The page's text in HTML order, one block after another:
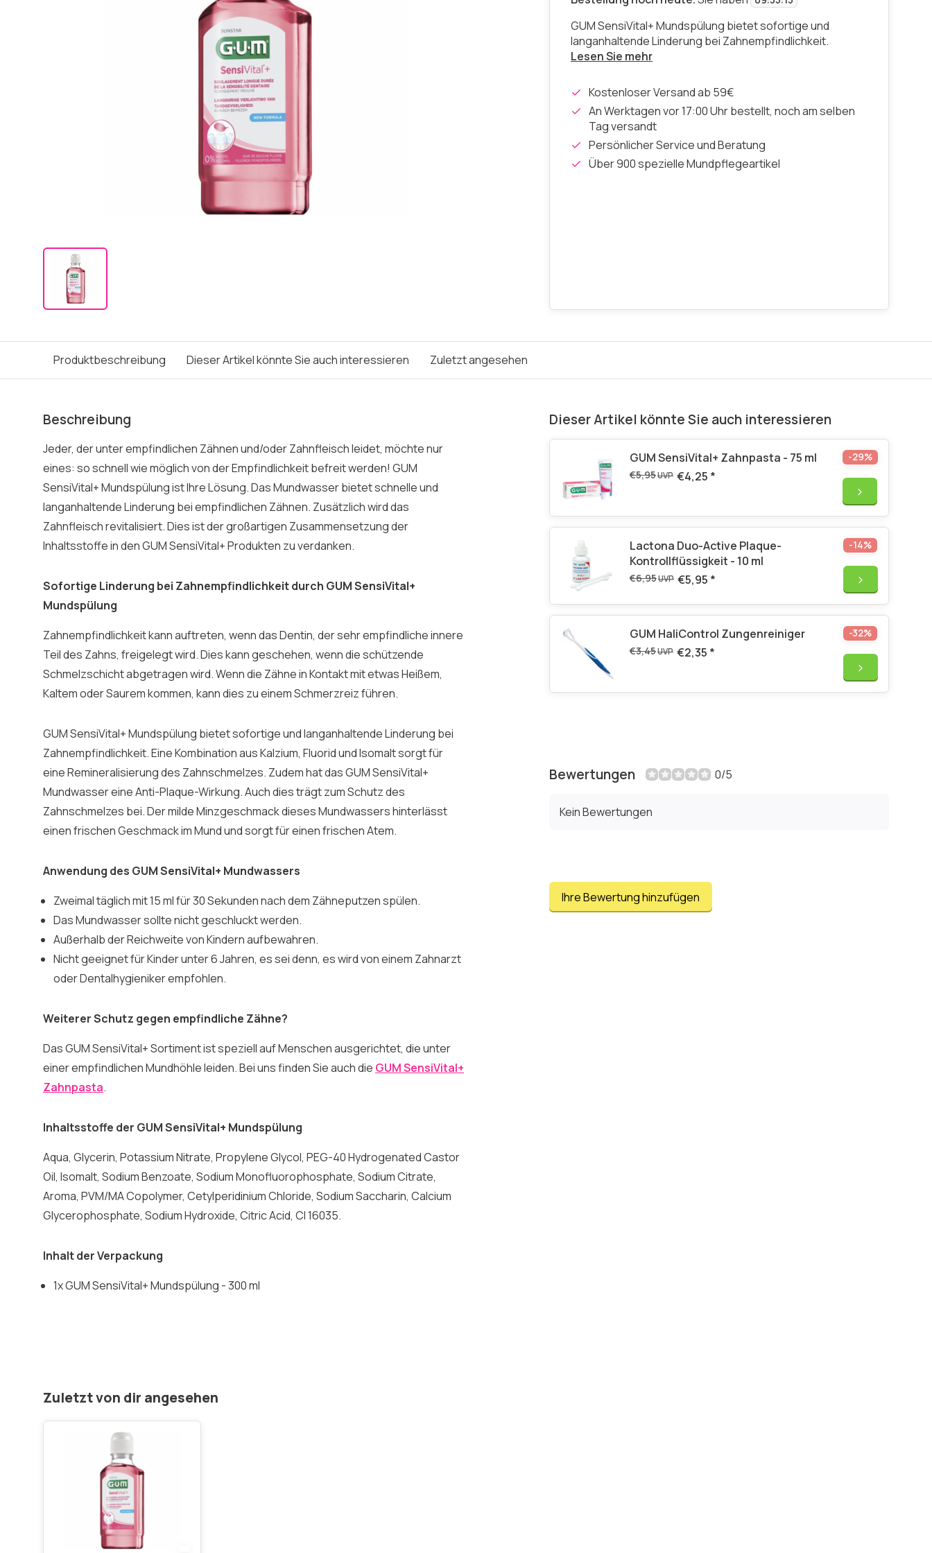
GUM SensiVital+ Mundspülung bietet sofortige und
langanhaltende Linderung bei Zahnempfindlichkeit.
Lesen Sie mehr
Kostenloser Versand ab 59€
An Werktagen vor 17:00 Uhr bestellt, noch am selben
Tag versandt
Persönlicher Service und Beratung
Über 900 spezielle Mundpflegeartikel
Produktbeschreibung Dieser Artikel könnte Sie auch interessieren Zuletzt angesehen
Beschreibung
Jeder, der unter empfindlichen Zähnen und/oder Zahnfleisch leidet, möchte nur
eines: so schnell wie möglich von der Empfindlichkeit befreit werden! GUM
SensiVital+ Mundspülung ist Ihre Lösung. Das Mundwasser bietet schnelle und
langanhaltende Linderung bei empfindlichen Zähnen. Zusätzlich wird das
Zahnfleisch revitalisiert. Dies ist der großartigen Zusammensetzung der
Inhaltsstoffe in den GUM SensiVital+ Produkten zu verdanken.
Sofortige Linderung bei Zahnempfindlichkeit durch GUM SensiVital+
Mundspülung
Zahnempfindlichkeit kann auftreten, wenn das Dentin, der sehr empfindliche innere
Teil des Zahns, freigelegt wird. Dies kann geschehen, wenn die schützende
Schmelzschicht abgetragen wird. Wenn die Zähne in Kontakt mit etwas Heißem,
Kaltem oder Saurem kommen, kann dies zu einem Schmerzreiz führen.
GUM SensiVital+ Mundspülung bietet sofortige und langanhaltende Linderung bei
Zahnempfindlichkeit. Eine Kombination aus Kalzium, Fluorid und Isomalt sorgt für
eine Remineralisierung des Zahnschmelzes. Zudem hat das GUM SensiVital+
Mundwasser eine Anti-Plaque-Wirkung. Auch dies trägt zum Schutz des
Zahnschmelzes bei. Der milde Minzgeschmack dieses Mundwassers hinterlässt
einen frischen Geschmack im Mund und sorgt für einen frischen Atem.
Anwendung des GUM SensiVital+ Mundwassers
Zweimal täglich mit 15 ml für 30 Sekunden nach dem Zähneputzen spülen.
Das Mundwasser sollte nicht geschluckt werden.
Außerhalb der Reichweite von Kindern aufbewahren.
Nicht geeignet für Kinder unter 6 Jahren, es sei denn, es wird von einem Zahnarzt
oder Dentalhygieniker empfohlen.
Weiterer Schutz gegen empfindliche Zähne?
Das GUM SensiVital+ Sortiment ist speziell auf Menschen ausgerichtet, die unter
einer empfindlichen Mundhöhle leiden. Bei uns finden Sie auch die GUM SensiVital+
Zahnpasta.
Inhaltsstoffe der GUM SensiVital+ Mundspülung
Aqua, Glycerin, Potassium Nitrate, Propylene Glycol, PEG-40 Hydrogenated Castor
Oil, Isomalt, Sodium Benzoate, Sodium Monofluorophosphate, Sodium Citrate,
Aroma, PVM/MA Copolymer, Cetylperidinium Chloride, Sodium Saccharin, Calcium
Glycerophosphate, Sodium Hydroxide, Citric Acid, CI 16035.
Inhalt der Verpackung
1x GUM SensiVital+ Mundspülung - 300 ml
Dieser Artikel könnte Sie auch interessieren
GUM SensiVital+ Zahnpasta - 75 ml
€5,95UVP €4,25 *
-29%
Lactona Duo-Active Plaque-
Kontrollflüssigkeit - 10 ml
€6,95UVP €5,95 *
-14%
GUM HaliControl Zungenreiniger
€3,45UVP €2,35 *
-32%
Bewertungen 0/5
Kein Bewertungen
Ihre Bewertung hinzufügen
Zuletzt von dir angesehen